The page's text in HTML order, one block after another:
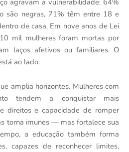
agravam a vulnerabilidade: 64%
são negras, 71% têm entre 18 e
de casa. Em nove anos de Lei
mil mulheres foram mortas por
laços afetivos ou familiares. O
ao lado.
amplia horizontes. Mulheres com
tendem a conquistar mais
direitos e capacidade de romper
torna imunes — mas fortalece sua
a educação também forma
capazes de reconhecer limites,